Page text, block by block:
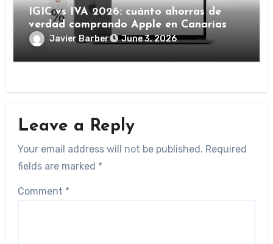
IGIC vs IVA 2026: cuánto ahorras de
verdad comprando Apple en Canarias
Javier Barber June 3, 2026
Leave a Reply
Your email address will not be published. Required
fields are marked *
Comment *